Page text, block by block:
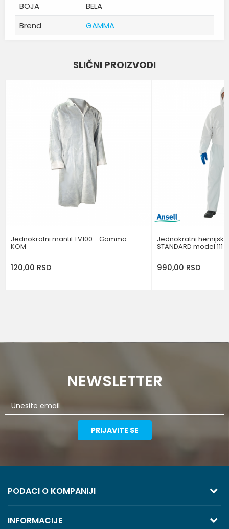
BOJA
BELA
Brend
GAMMA
SLIČNI PROIZVODI
Jednokratni mantil TV100 - Gamma -
KOM
120,00 RSD
Jednokratni hemijski
STANDARD model 111
990,00 RSD
NEWSLETTER
PRIJAVITE SE
PODACI O KOMPANIJI
INFORMACIJE